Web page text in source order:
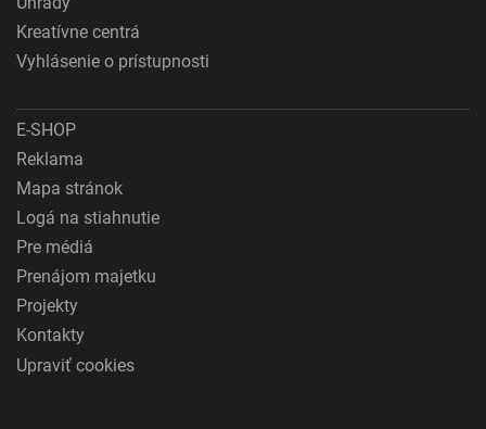
Kreatívne centrá
Vyhlásenie o prístupnosti
E-SHOP
Reklama
Mapa stránok
Logá na stiahnutie
Pre médiá
Prenájom majetku
Projekty
Kontakty
Upraviť cookies